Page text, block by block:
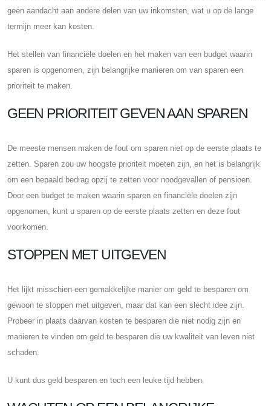
geen aandacht aan andere delen van uw inkomsten, wat u op de lange
termijn meer kan kosten.
Het stellen van financiële doelen en het maken van een budget waarin
sparen is opgenomen, zijn belangrijke manieren om van sparen een
prioriteit te maken.
GEEN PRIORITEIT GEVEN AAN SPAREN
De meeste mensen maken de fout om sparen niet op de eerste plaats te
zetten. Sparen zou uw hoogste prioriteit moeten zijn, en het is belangrijk
om een ​​bepaald bedrag opzij te zetten voor noodgevallen of pensioen.
Door een budget te maken waarin sparen en financiële doelen zijn
opgenomen, kunt u sparen op de eerste plaats zetten en deze fout
voorkomen.
STOPPEN MET UITGEVEN
Het lijkt misschien een gemakkelijke manier om geld te besparen om
gewoon te stoppen met uitgeven, maar dat kan een slecht idee zijn.
Probeer in plaats daarvan kosten te besparen die niet nodig zijn en
manieren te vinden om geld te besparen die uw kwaliteit van leven niet
schaden.
U kunt dus geld besparen en toch een leuke tijd hebben.